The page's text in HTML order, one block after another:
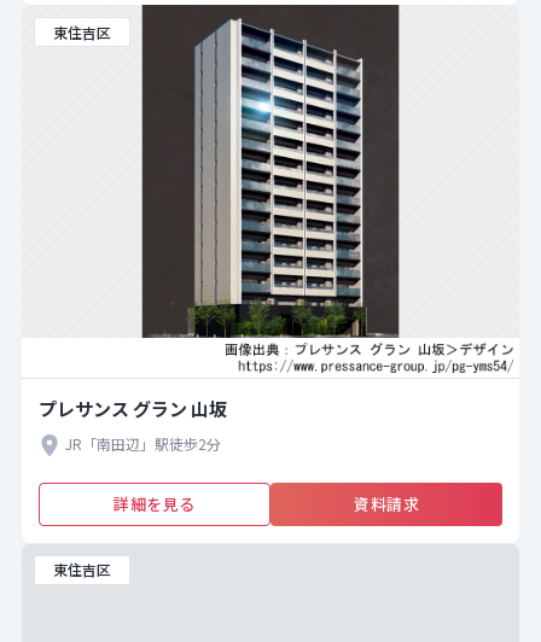
東住吉区
プレサンス グラン 山坂
JR「南田辺」駅徒歩2分
詳細を見る 資料請求
東住吉区